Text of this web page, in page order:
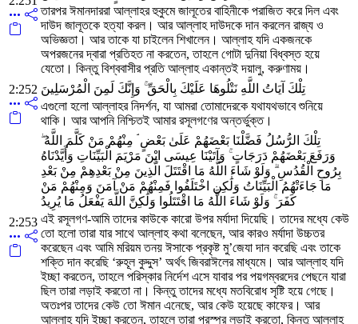
তারপর ঈমানদাররা আল্লাহর হুকুমে জালূতের বাহিনীকে পরাজিত করে দিল এবং
দাউদ জালূতকে হত্যা করল। আর আল্লাহ দাউদকে দান করলেন রাজ্য ও
অভিজ্ঞতা। আর তাকে যা চাইলেন শিখালেন। আল্লাহ যদি একজনকে
অপরজনের দ্বারা প্রতিহত না করতেন, তাহলে গোটা দুনিয়া বিধ্বস্ত হয়ে
যেতো। কিন্তু বিশ্ববাসীর প্রতি আল্লাহ একান্তই দয়ালু, করুণাময়।
2:252 تِلْكَ آيَاتُ اللَّهِ نَتْلُوهَا عَلَيْكَ بِالْحَقِّ ۚ وَإِنَّكَ لَمِنَ الْمُرْسَلِينَ
এগুলো হলো আল্লাহর নিদর্শন, যা আমরা তোমাদেরকে যথাযথভাবে শুনিয়ে
থাকি। আর আপনি নিশ্চিতই আমার রসূলগণের অন্তর্ভুক্ত।
2:253
تِلْكَ الرُّسُلُ فَضَّلْنَا بَعْضَهُمْ عَلَىٰ بَعْضٍ ۘ مِنْهُمْ مَنْ كَلَّمَ اللَّهُ ۖ
وَرَفَعَ بَعْضَهُمْ دَرَجَاتٍ ۚ وَآتَيْنَا عِيسَى ابْنَ مَرْيَمَ الْبَيِّنَاتِ وَأَيَّدْنَاهُ
بِرُوحِ الْقُدُسِ ۗ وَلَوْ شَاءَ اللَّهُ مَا اقْتَتَلَ الَّذِينَ مِنْ بَعْدِهِمْ مِنْ بَعْدِ
مَا جَاءَتْهُمُ الْبَيِّنَاتُ وَلَٰكِنِ اخْتَلَفُوا فَمِنْهُمْ مَنْ آمَنَ وَمِنْهُمْ مَنْ
كَفَرَ ۚ وَلَوْ شَاءَ اللَّهُ مَا اقْتَتَلُوا وَلَٰكِنَّ اللَّهَ يَفْعَلُ مَا يُرِيدُ
এই রসূলগণ-আমি তাদের কাউকে কারো উপর মর্যাদা দিয়েছি। তাদের মধ্যে কেউ
তো হলো তারা যার সাথে আল্লাহ কথা বলেছেন, আর কারও মর্যাদা উচ্চতর
করেছেন এবং আমি মরিয়ম তনয় ঈসাকে প্রকৃষ্ট মু’জেযা দান করেছি এবং তাকে
শক্তি দান করেছি ‘রুহূল কুদ্দুস’ অর্থৎ জিবরাঈলের মাধ্যমে। আর আল্লাহ যদি
ইচ্ছা করতেন, তাহলে পরিস্কার নির্দেশ এসে যাবার পর পয়গম্বরদের পেছনে যারা
ছিল তারা লড়াই করতো না। কিন্তু তাদের মধ্যে মতবিরোধ সৃষ্টি হয়ে গেছে।
অতঃপর তাদের কেউ তো ঈমান এনেছে, আর কেউ হয়েছে কাফের। আর
আল্লাহ যদি ইচ্ছা করতেন, তাহলে তারা পরস্পর লড়াই করতো, কিন্তু আল্লাহ